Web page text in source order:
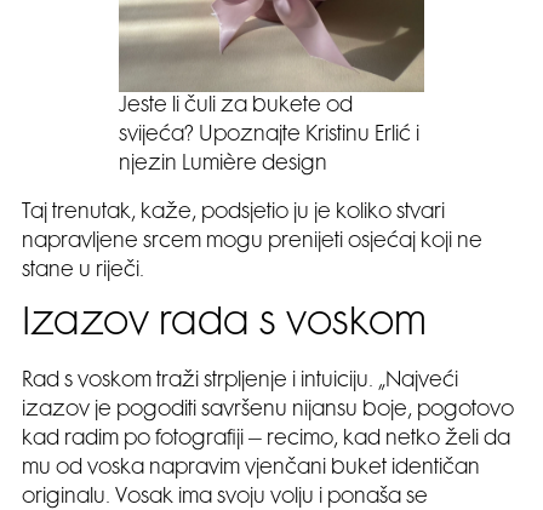
Jeste li čuli za bukete od
svijeća? Upoznajte Kristinu Erlić i
njezin Lumière design
Taj trenutak, kaže, podsjetio ju je koliko stvari
napravljene srcem mogu prenijeti osjećaj koji ne
stane u riječi.
Izazov rada s voskom
Rad s voskom traži strpljenje i intuiciju. „Najveći
izazov je pogoditi savršenu nijansu boje, pogotovo
kad radim po fotografiji – recimo, kad netko želi da
mu od voska napravim vjenčani buket identičan
originalu. Vosak ima svoju volju i ponaša se